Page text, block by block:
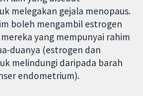
melegakan gejala menopaus.
boleh mengambil estrogen
yang mempunyai rahim
duanya (estrogen dan
melindungi daripada barah
endometrium).